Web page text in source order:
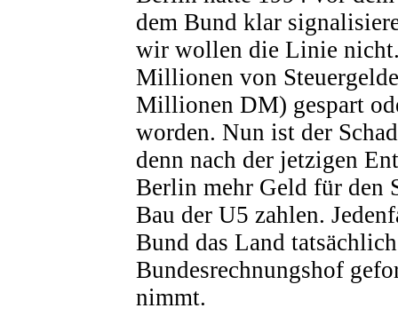
dem Bund klar
wir wollen die Linie
Millionen von
Millionen DM) gespart
worden. Nun ist der
denn nach der jetzigen
Berlin mehr Geld für den
Bau der U5 zahlen.
Bund das Land
Bundesrechnungshof
nimmt.